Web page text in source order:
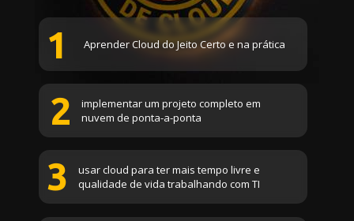
1 Aprender Cloud do Jeito Certo e na prática
2
implementar um projeto completo em
nuvem de ponta-a-ponta
3
usar cloud para ter mais tempo livre e
qualidade de vida trabalhando com TI